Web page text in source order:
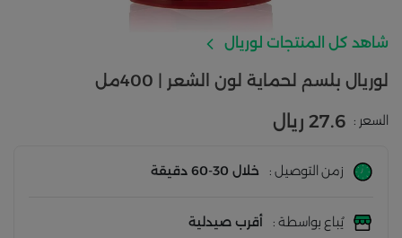
شاهد كل المنتجات لوريال
لوريال بلسم لحماية لون الشعر | 400مل
السعر : 27.6 ريال
زمن التوصيل : خلال 30-60 دقيقة
يُباع بواسطة : أقرب صيدلية